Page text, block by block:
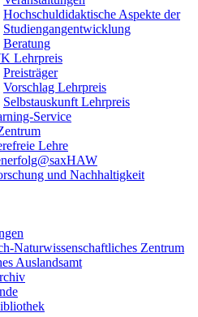
Hochschuldidaktische Aspekte der
Studiengangentwicklung
Beratung
Lehrpreis
Preisträger
Vorschlag Lehrpreis
Selbstauskunft Lehrpreis
Service
Lehre
und Nachhaltigkeit
Naturwissenschaftliches Zentrum
Auslandsamt